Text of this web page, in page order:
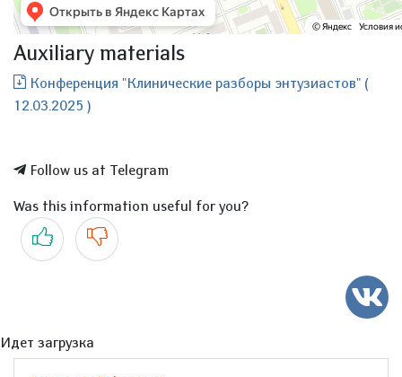
Auxiliary materials
Конференция "Клинические разборы энтузиастов" (
12.03.2025 )
Follow us at Telegram
Was this information useful for you?
Yes No
Идет загрузка